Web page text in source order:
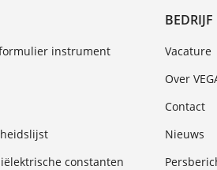
instrument
constanten
BEDRIJF
Vacature
Over
Contact
Nieuws